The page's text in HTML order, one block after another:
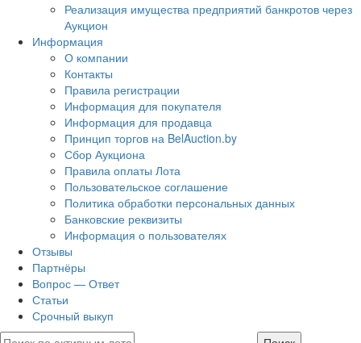
Реализация имущества предприятий банкротов через
Аукцион
Информация
О компании
Контакты
Правила регистрации
Информация для покупателя
Информация для продавца
Принцип торгов на BelAuction.by
Сбор Аукциона
Правила оплаты Лота
Пользовательское соглашение
Политика обработки персональных данных
Банковские реквизиты
Информация о пользователях
Отзывы
Партнёры
Вопрос — Ответ
Статьи
Срочный выкуп